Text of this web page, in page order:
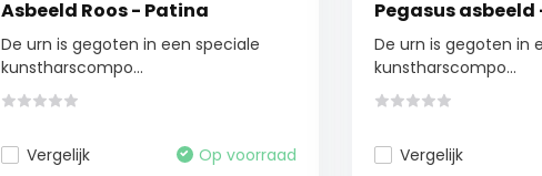
Asbeeld Roos - Patina
De urn is gegoten in een speciale
kunstharscompo...
Vergelijk Op voorraad
Pegasus asbeeld
De urn is gegoten in
kunstharscompo...
Vergelijk